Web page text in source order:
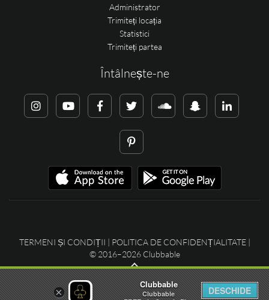
Administrator
Trimiteți locația
Statistici
Trimiteți partea
Întâlnește-ne
TERMENI ȘI CONDIȚII | POLITICA DE CONFIDENȚIALITATE|
© 2016–2026 Clubbable
×
Clubbable
Clubbable
DESCHIDE